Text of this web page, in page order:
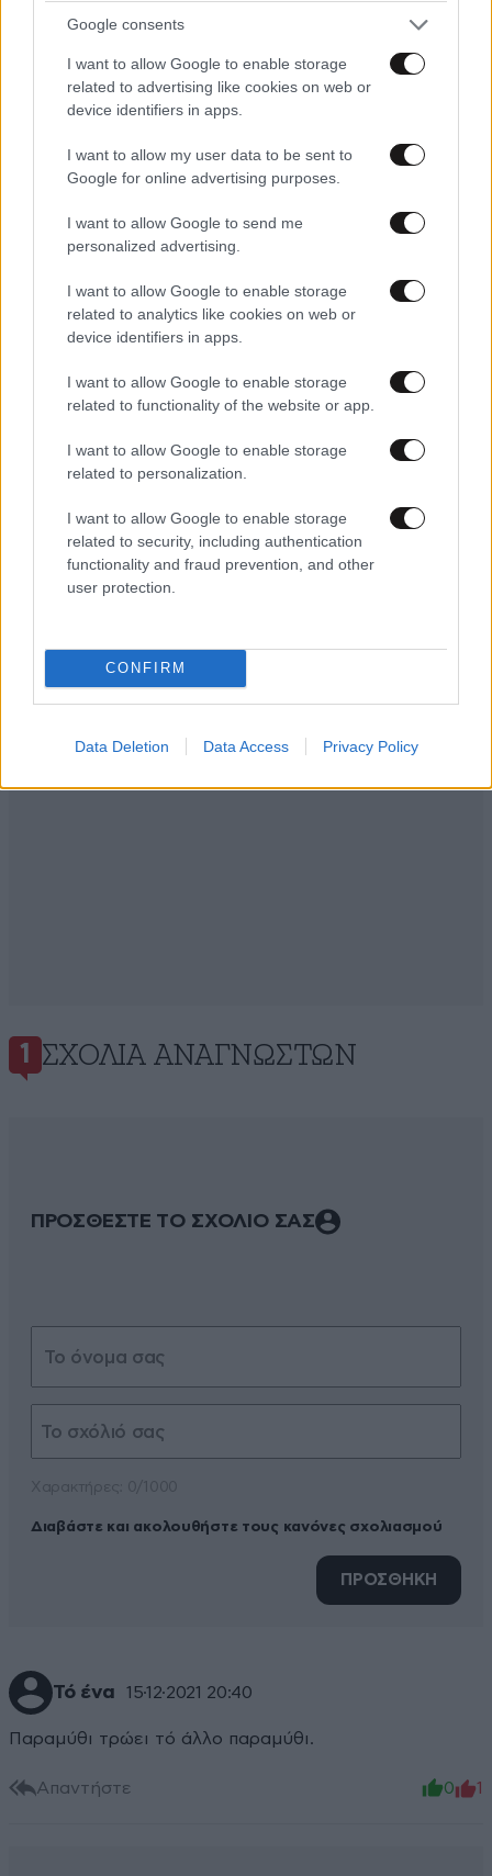
Google consents
I want to allow Google to enable storage
related to advertising like cookies on web or
device identifiers in apps.
I want to allow my user data to be sent to
Google for online advertising purposes.
I want to allow Google to send me
personalized advertising.
I want to allow Google to enable storage
related to analytics like cookies on web or
device identifiers in apps.
I want to allow Google to enable storage
related to functionality of the website or app.
I want to allow Google to enable storage
related to personalization.
I want to allow Google to enable storage
related to security, including authentication
functionality and fraud prevention, and other
user protection.
CONFIRM
Data Deletion Data Access Privacy Policy
Από το «persona non grata» στην
επανασύνδεση: Περού και Μεξικό τα
ξαναβρήκαν μετά τη φυγή της Μπέτσι Τσάβες
Έλον Μασκ λέγεται Terafab και θα κοστίσει 16,8
δισ. δολάρια
1 ΣΧΌΛΙΑ ΑΝΑΓΝΩΣΤΏΝ
ΠΡΟΣΘΕΣΤΕ ΤΟ ΣΧΟΛΙΟ ΣΑΣ
Διαβάστε και ακολουθήστε τους κανόνες σχολιασμού
ΠΡΟΣΘΗΚΗ
Τό ένα 15·12·2021 20:40
Παραμύθι τρώει τό άλλο παραμύθι.
Απαντήστε 0 1